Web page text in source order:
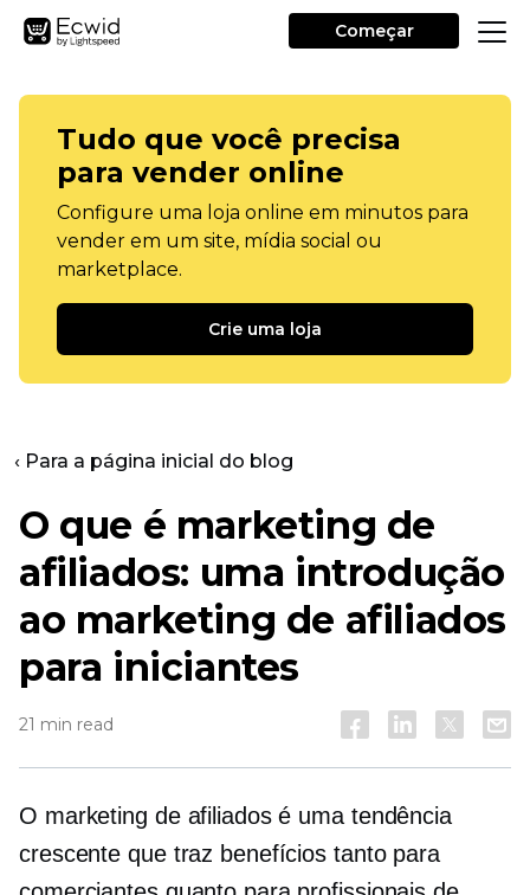
Começar
Tudo que você precisa
para vender online
Configure uma loja online em minutos para
vender em um site, mídia social ou
marketplace.
Crie uma loja
‹ Para a página inicial do blog
O que é marketing de
afiliados: uma introdução
ao marketing de afiliados
para iniciantes
21 min read
O marketing de afiliados é uma tendência
crescente que traz benefícios tanto para